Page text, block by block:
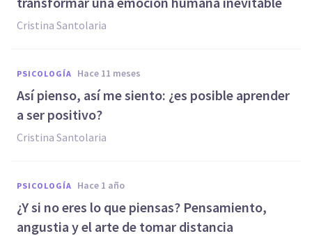
Cristina Santolaria
PSICOLOGÍA hace 11 meses
Así pienso, así me siento: ¿es posible aprender
a ser positivo?
Cristina Santolaria
PSICOLOGÍA hace 1 año
¿Y si no eres lo que piensas? Pensamiento,
angustia y el arte de tomar distancia